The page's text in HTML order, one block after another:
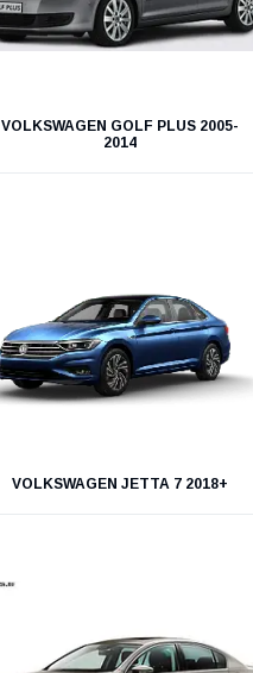
VOLKSWAGEN GOLF PLUS 2005-
2014
VOLKSWAGEN JETTA 7 2018+